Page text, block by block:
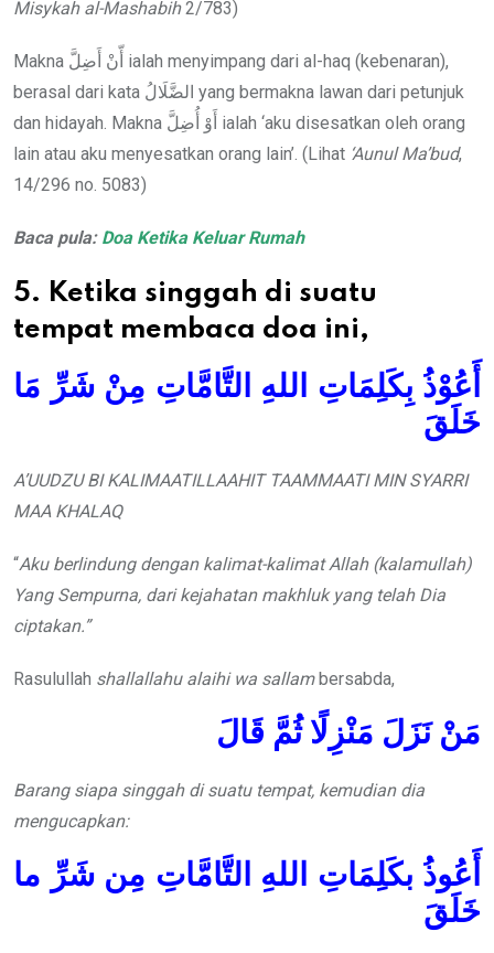
Misykah al-Mashabih2/783)
Makna أّنْ أَضِلَّ ialah menyimpang dari al-haq (kebenaran),
berasal dari kata الضَّلَالُ yang bermakna lawan dari petunjuk
dan hidayah. Makna أَوْ أُضِلَّ ialah ‘aku disesatkan oleh orang
lain atau aku menyesatkan orang lain’. (Lihat ‘Aunul Ma’bud,
14/296 no. 5083)
Baca pula: Doa Ketika Keluar Rumah
5. Ketika singgah di suatu
tempat membaca doa ini,
أَعُوْذُ بِكَلِمَاتِ اللهِ التَّامَّاتِ مِنْ شَرِّ مَا
خَلَقَ
A’UUDZU BI KALIMAATILLAAHIT TAAMMAATI MIN SYARRI
MAA KHALAQ
“Aku berlindung dengan kalimat-kalimat Allah (kalamullah)
Yang Sempurna, dari kejahatan makhluk yang telah Dia
ciptakan.”
Rasulullah shallallahu alaihi wa sallambersabda,
مَنْ نَزَلَ مَنْزِلًا ثُمَّ قَالَ
Barang siapa singgah di suatu tempat, kemudian dia
mengucapkan:
أَعُوذُ بكَلِمَاتِ اللهِ التَّامَّاتِ مِن شَرِّ ما
خَلَقَ